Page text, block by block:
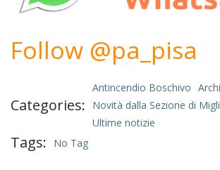
Follow @pa_pisa
Categories:
Antincendio Boschivo
Novità dalla Sezione di
Ultime notizie
Tags: No Tag